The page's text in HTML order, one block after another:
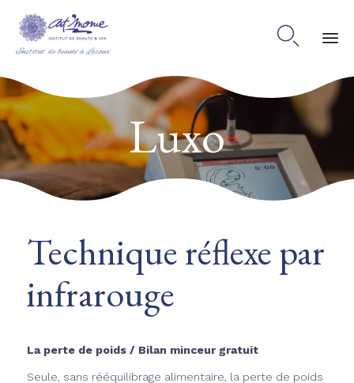
Institut de beauté à Lezoux

to
Luxo
Technique réflexe par
infrarouge
La perte de poids / Bilan minceur gratuit
Seule, sans rééquilibrage alimentaire, la perte de poids